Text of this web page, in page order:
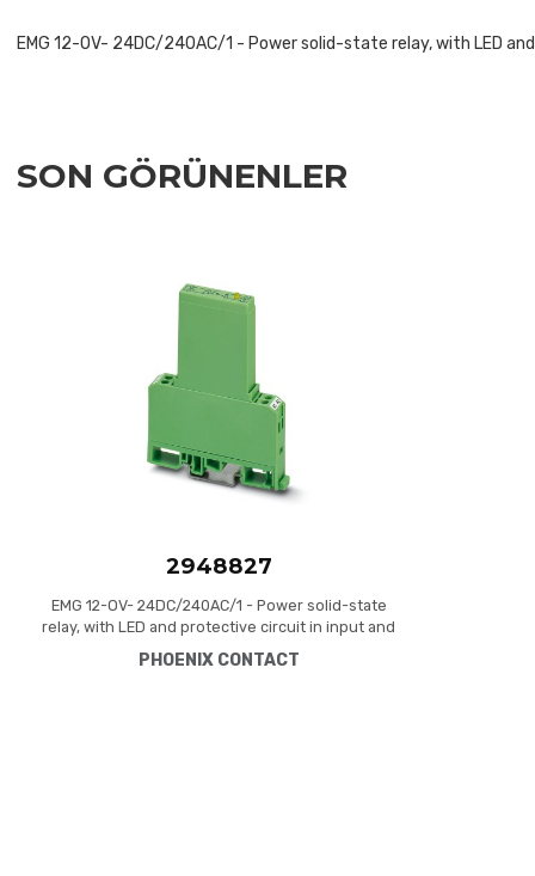
EMG 12-OV- 24DC/240AC/1 - Power solid-state relay, with LED
SON GÖRÜNENLER
2948827
EMG 12-OV- 24DC/240AC/1 - Power solid-state
relay, with LED and protective circuit in input and
AC/max. 1 A
PHOENIX CONTACT